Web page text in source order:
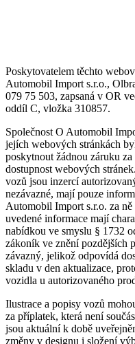
Poskytovatelem těchto
Automobil Import s.r.o.,
079 75 503, zapsaná v OR
oddíl C, vložka 310857.
Společnost O Automobil
jejích webových stránkách
poskytnout žádnou záruku
dostupnost webových
vozů jsou inzercí
nezávazné, mají pouze
Automobil Import s.r.o. za
uvedené informace mají
nabídkou ve smyslu § 1732
zákoník ve znění pozdějších
závazný, jelikož odpovídá
skladu v den aktualizace,
vozidla u autorizovaného
Ilustrace a popisy vozů
za příplatek, která není
jsou aktuální k době
změny v designu i složení